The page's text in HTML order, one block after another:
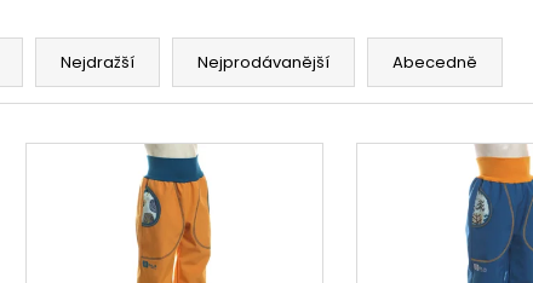
Nejdražší Nejprodávanější Abecedně